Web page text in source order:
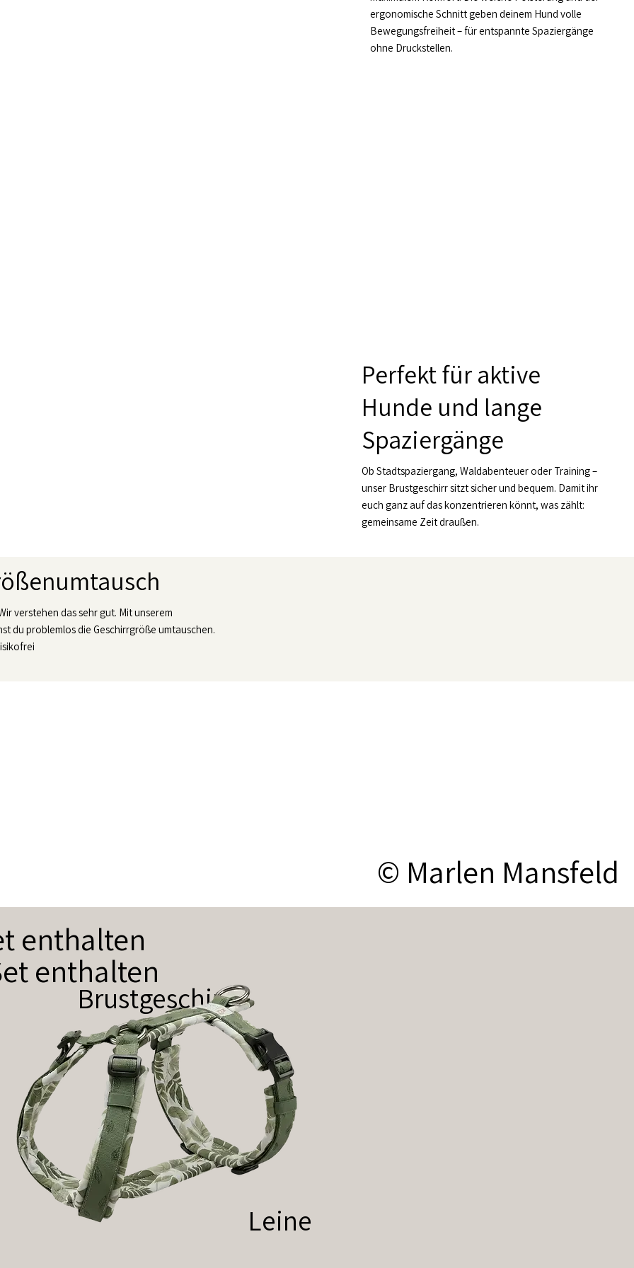
ergonomische Schnitt geben deinem Hund volle
Bewegungsfreiheit – für entspannte Spaziergänge
ohne Druckstellen.
Perfekt für aktive
Hunde und lange
Spaziergänge
Ob Stadtspaziergang, Waldabenteuer oder Training –
unser Brustgeschirr sitzt sicher und bequem. Damit ihr
euch ganz auf das konzentrieren könnt, was zählt:
gemeinsame Zeit draußen.
verstehen das sehr gut. Mit unserem
du problemlos die Geschirrgröße umtauschen.
© Marlen Mansfeld
Brustgeschirr
enthalten
enthalten
Leine